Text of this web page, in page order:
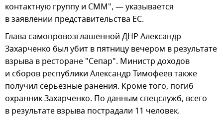
контактную группу и СММ", — указывается
в заявлении представительства ЕС.
Глава самопровозглашенной ДНР Александр
Захарченко был убит в пятницу вечером в результате
взрыва в ресторане "Сепар". Министр доходов
и сборов республики Александр Тимофеев также
получил серьезные ранения. Кроме того, погиб
охранник Захарченко. По данным спецслужб, всего
в результате взрыва пострадали 11 человек.